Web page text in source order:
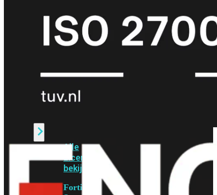
51G
FortiWiFi
60F FortiWiFi
61F
FortiWiFi
80FFortiWiFi
Alle
Licenties
bekijken
FortiCare